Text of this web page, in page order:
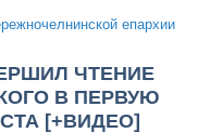
епархии
ЧТЕНИЕ
В ПЕРВУЮ
[+ВИДЕО]